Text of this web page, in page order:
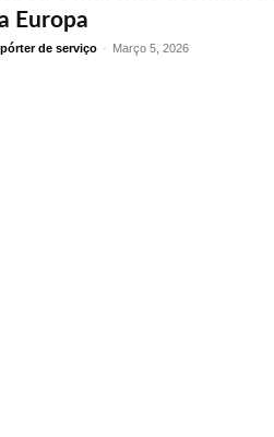
Europa
de serviço - Março 5, 2026